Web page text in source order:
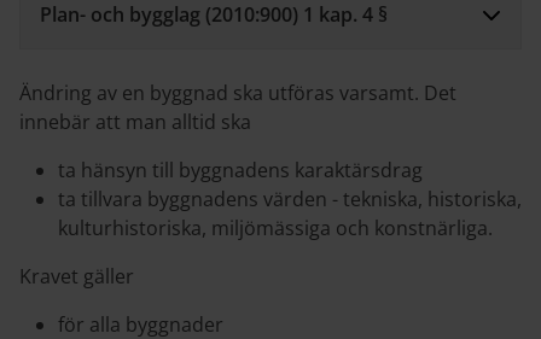
Plan- och bygglag (2010:900) 1 kap. 4 §
Ändring av en byggnad ska utföras varsamt. Det
innebär att man alltid ska
ta hänsyn till byggnadens karaktärsdrag
ta tillvara byggnadens värden - tekniska, historiska,
kulturhistoriska, miljömässiga och konstnärliga.
Kravet gäller
för alla byggnader